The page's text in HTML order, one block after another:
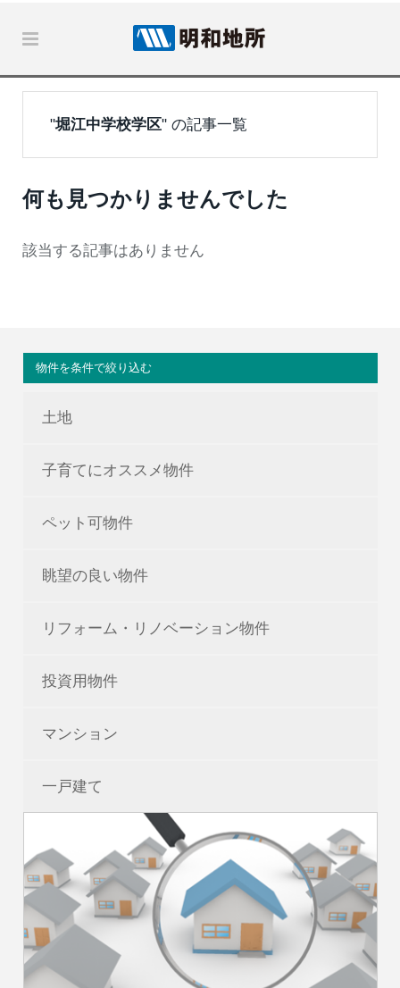
"堀江中学校学区" の記事一覧
何も見つかりませんでした
該当する記事はありません
物件を条件で絞り込む
土地
子育てにオススメ物件
ペット可物件
眺望の良い物件
リフォーム・リノベーション物件
投資用物件
マンション
一戸建て